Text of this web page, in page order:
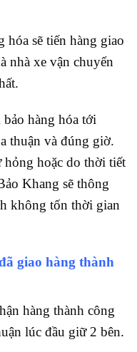
hóa sẽ tiến hàng giao
nhà xe vận chuyển
hàng hóa tới
thuận và đúng giờ.
hoặc do thời tiết
Khang sẽ thông
không tốn thời gian
giao hàng thành
hàng thành công
lúc đầu giữ 2 bên.